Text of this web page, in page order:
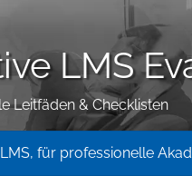
LMS
Leitfäden & Checklisten
für professionelle